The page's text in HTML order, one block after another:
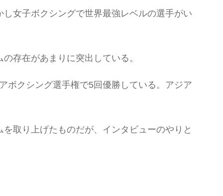
女子ボクシングで世界最強レベルの選手がい
存在があまりに突出している。
ボクシング選手権で5回優勝している。アジア
取り上げたものだが、インタビューのやりと